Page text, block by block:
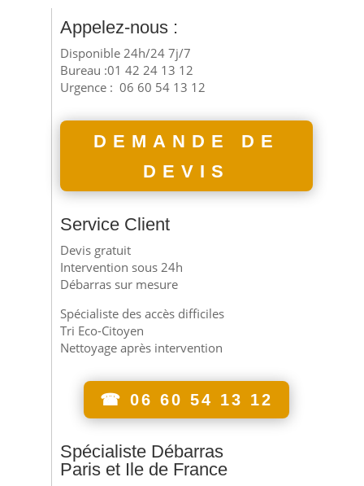
Appelez-nous :
Disponible 24h/24 7j/7
Bureau :01 42 24 13 12
Urgence : 06 60 54 13 12
DEMANDE DE
DEVIS
Service Client
Devis gratuit
Intervention sous 24h
Débarras sur mesure
Spécialiste des accès difficiles
Tri Eco-Citoyen
Nettoyage après intervention
☎ 06 60 54 13 12
Spécialiste Débarras
Paris et Ile de France